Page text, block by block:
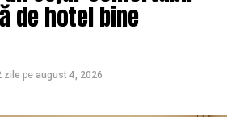
pe depozitia acestui
declaratia, in sensul ca
de cercetare penala.
de hotel bine
zile pe august 4, 2026